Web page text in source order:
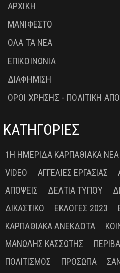
ΑΡΧΙΚΗ
ΜΑΝΙΦΕΣΤΟ
ΟΛΑ ΤΑ ΝΕΑ
ΕΠΙΚΟΙΝΩΝΙΑ
ΔΙΑΦΗΜΙΣΗ
ΟΡΟΙ ΧΡΗΣΗΣ - ΠΟΛΙΤΙΚΗ
ΚΑΤΗΓΟΡΙΕΣ
1Η ΗΜΕΡΊΔΑ ΚΑΡΠΑΘΙΑΚΆ ΝΈΑ
VIDEO
ΑΓΓΕΛΊΕΣ ΕΡΓΑΣΊΑΣ
ΑΠΌΨΕΙΣ
ΔΕΛΤΊΑ ΤΎΠΟΥ
ΔΙΚΑΣΤΙΚΌ
ΕΚΛΟΓΈΣ 2023
ΚΑΡΠΑΘΙΑΚΆ ΑΝΈΚΔΟΤΑ
ΜΑΝΏΛΗΣ ΚΑΣΣΏΤΗΣ
ΠΟΛΙΤΙΣΜΌΣ
ΠΡΌΣΩΠΑ